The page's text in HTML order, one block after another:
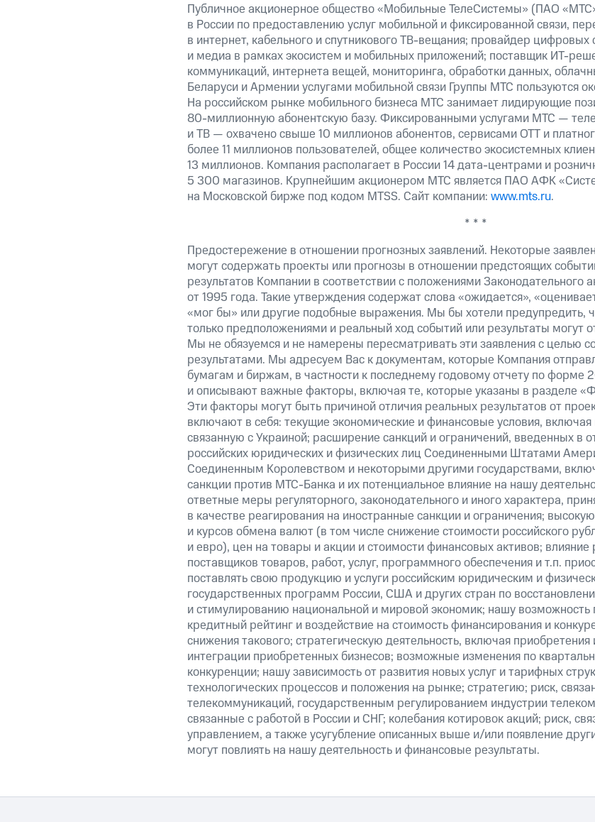
Публичное акционерное общество «Мобильные ТелеСистемы» (ПАО
в России по предоставлению услуг мобильной и фиксированной связи,
в интернет, кабельного и спутникового ТВ-вещания; провайдер
и медиа в рамках экосистем и мобильных приложений; поставщик ИТ-
коммуникаций, интернета вещей, мониторинга, обработки данных,
Беларуси и Армении услугами мобильной связи Группы МТС пользуются
На российском рынке мобильного бизнеса МТС занимает лидирующие
80-миллионную абонентскую базу. Фиксированными услугами МТС —
и ТВ — охвачено свыше 10 миллионов абонентов, сервисами OTT и
более 11 миллионов пользователей, общее количество экосистемных
13 миллионов. Компания располагает в России 14 дата-центрами и
5 300 магазинов. Крупнейшим акционером МТС является ПАО АФК
на Московской бирже под кодом MTSS. Сайт компании: www.mts.ru.
* * *
Предостережение в отношении прогнозных заявлений. Некоторые
могут содержать проекты или прогнозы в отношении предстоящих
результатов Компании в соответствии с положениями
от 1995 года. Такие утверждения содержат слова «ожидается»,
«мог бы» или другие подобные выражения. Мы бы хотели предупредить,
только предположениями и реальный ход событий или результаты могут
Мы не обязуемся и не намерены пересматривать эти заявления с целью
результатами. Мы адресуем Вас к документам, которые Компания
бумагам и биржам, в частности к последнему годовому отчету по форме
и описывают важные факторы, включая те, которые указаны в разделе
Эти факторы могут быть причиной отличия реальных результатов от
включают в себя: текущие экономические и финансовые условия,
связанную с Украиной; расширение санкций и ограничений, введенных в
российских юридических и физических лиц Соединенными Штатами
Соединенным Королевством и некоторыми другими государствами,
санкции против МТС-Банка и их потенциальное влияние на нашу
ответные меры регуляторного, законодательного и иного характера,
в качестве реагирования на иностранные санкции и ограничения;
и курсов обмена валют (в том числе снижение стоимости российского
и евро), цен на товары и акции и стоимости финансовых активов;
поставщиков товаров, работ, услуг, программного обеспечения и т.п.
поставлять свою продукцию и услуги российским юридическим и
государственных программ России, США и других стран по
и стимулированию национальной и мировой экономик; нашу
кредитный рейтинг и воздействие на стоимость финансирования и
снижения такового; стратегическую деятельность, включая
интеграции приобретенных бизнесов; возможные изменения по
конкуренции; нашу зависимость от развития новых услуг и тарифных
технологических процессов и положения на рынке; стратегию; риск,
телекоммуникаций, государственным регулированием индустрии
связанные с работой в России и СНГ; колебания котировок акций; риск,
управлением, а также усугубление описанных выше и/или появление
могут повлиять на нашу деятельность и финансовые результаты.